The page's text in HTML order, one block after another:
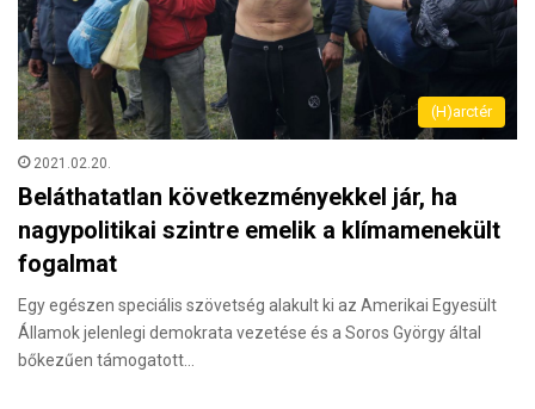
(H)arctér
2021.02.20.
Beláthatatlan következményekkel jár, ha
nagypolitikai szintre emelik a klímamenekült
fogalmat
Egy egészen speciális szövetség alakult ki az Amerikai Egyesült
Államok jelenlegi demokrata vezetése és a Soros György által
bőkezűen támogatott…